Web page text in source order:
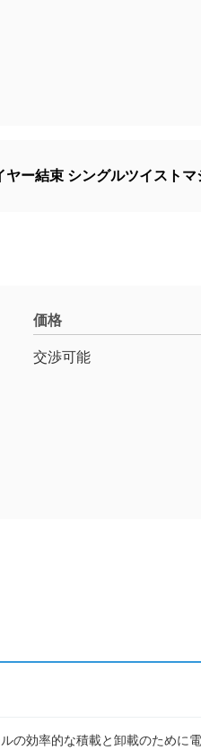
ヤー結束 シングルツイストマ
価格
交渉可能
の効率的な積載と卸載のために